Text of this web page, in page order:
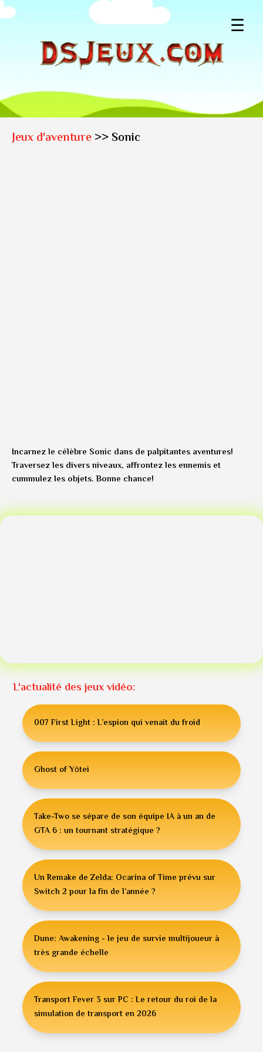
☰
Jeux d'aventure>> Sonic
Incarnez le célèbre Sonic dans de palpitantes aventures!
Traversez les divers niveaux, affrontez les ennemis et
cummulez les objets. Bonne chance!
L'actualité des jeux vidéo:
007 First Light : L’espion qui venait du froid
Ghost of Yōtei
Take-Two se sépare de son équipe IA à un an de
GTA 6 : un tournant stratégique ?
Un Remake de Zelda: Ocarina of Time prévu sur
Switch 2 pour la fin de l’année ?
Dune: Awakening - le jeu de survie multijoueur à
très grande échelle
Transport Fever 3 sur PC : Le retour du roi de la
simulation de transport en 2026